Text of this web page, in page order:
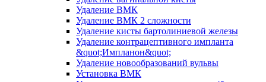
Удаление ВМК
Удаление ВМК 2 сложности
Удаление кисты бартолиниевой железы
Удаление контрацептивного импланта
&quot;Импланон&quot;
Удаление новообразований вульвы
Установка ВМК